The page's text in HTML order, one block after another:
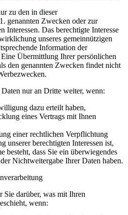
zu den in dieser
genannten Zwecken oder zur
Interessen. Das berechtigte Interesse
unseres gemeinnützigen
Information der
Übermittlung Ihrer persönlichen
den genannten Zwecken findet nicht
nur an Dritte weiter, wenn:
dazu erteilt haben,
eines Vertrags mit Ihnen
einer rechtlichen Verpflichtung
unserer berechtigten Interessen ist,
besteht, dass Sie ein überwiegendes
Nichtweitergabe Ihrer Daten haben.
darüber, was mit Ihren
wenn: